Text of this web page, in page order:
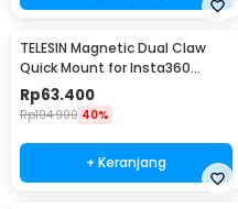
TELESIN Magnetic Dual Claw
Quick Mount for Insta360
ACE/ACE PRO - S7-JBK-06-TIS
Rp63.400
Rp104.900 40%
+ Keranjang